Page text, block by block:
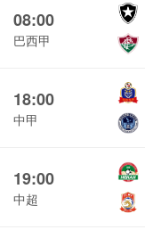
08:00
巴西甲
18:00
中甲
19:00
中超